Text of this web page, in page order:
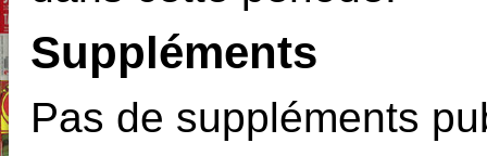
Suppléments
Pas de suppléments